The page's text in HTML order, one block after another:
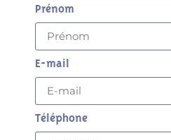
Prénom
E-mail
Téléphone